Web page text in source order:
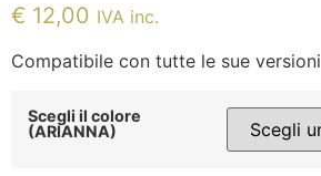
€ 12,00 IVA inc.
Compatibile con tutte le sue versioni
Scegli il colore
(ARIANNA)